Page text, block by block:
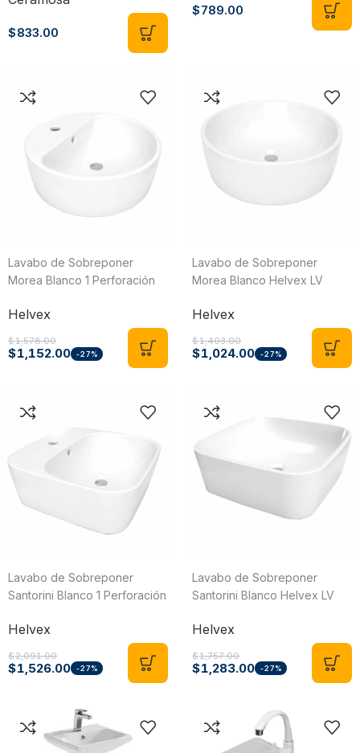
$833.00
$789.00
Lavabo de Sobreponer
Morea Blanco 1 Perforación
Helvex
$1,578.00
$1,152.00 -27%
Lavabo de Sobreponer
Morea Blanco Helvex LV
Helvex
$1,403.00
$1,024.00 -27%
Lavabo de Sobreponer
Santorini Blanco 1 Perforación
Helvex
$2,091.00
$1,526.00 -27%
Lavabo de Sobreponer
Santorini Blanco Helvex LV
Helvex
$1,757.00
$1,283.00 -27%